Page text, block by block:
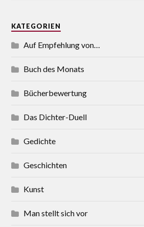
KATEGORIEN
Auf Empfehlung von…
Buch des Monats
Bücherbewertung
Das Dichter-Duell
Gedichte
Geschichten
Kunst
Man stellt sich vor